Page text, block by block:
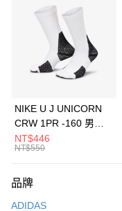
3 期 0 利率 每期
合作金庫商業銀行
華南商業銀行
上海商業儲蓄銀行
元大商業銀行
台灣樂天信用卡公司
Apple Pay
全盈+PAY
AFTEE先享後付
【關於「AFTEE先享後付」】
便利好安心！
運送方式
NIKE U J UNICORN
CRW 1PR -160 男女
中統襪 FZ3393100
NT$446
NT$550
品牌
ADIDAS